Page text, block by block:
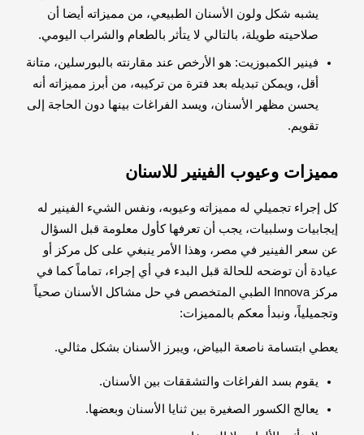
يشبه شكل ولون الأسنان الطبيعي، من مميزاته أيضا أن
صلاحيته طويلة، بالتالي لا يتأثر بالطعام والشراب اليومي.
فينير الكمبوزيت: هو الأرخص عند مقارنته بالبورسلين، متانة
أقل، ويمكن تبديله بعد فترة من تركيبه، من أبرز مميزاته أنه
يحسن مظهر الأسنان، ويسد الفراغات بينها دون الحاجة إلى
تقويم.
مميزات وعيوب الفينير للاسنان
كل إجراء تجميلي له مميزاته وعيوبه، ونفس الشيء الفينير له
إيجابيات وسلبيات، يجب أن تعرفها كأول معلومة قبل السؤال
عن سعر الفينير في مصر، وهذا الأمر ينبغي على كل مركز أو
عيادة أن توضحه للحالة قبل البدء في أي إجراء، تماماً كما في
مركز Innova الطبي المتخصص في حل مشاكل الأسنان صحياً
وتجميلياً، ونبدأ معكم بالمميزات:
يعطي ابتسامة ناصعة البياض، ويبرز الأسنان بشكل مثالي.
يقوم بسد الفراغات والتشققات بين الأسنان.
يعالج الكسور الصغيرة بين ثنايا الأسنان وبعضها.